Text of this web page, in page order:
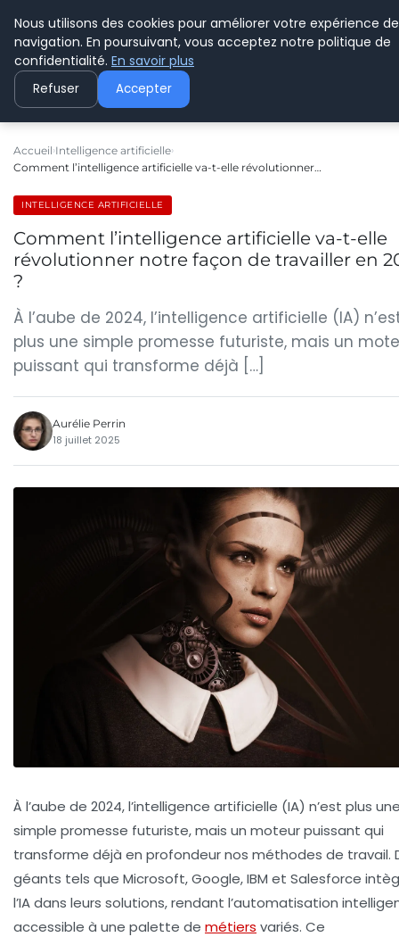
C PLUSPLUS
Accueil Intelligence artificielle
Comment l’intelligence artificielle va-t-elle révolutionner…
INTELLIGENCE ARTIFICIELLE
Comment l’intelligence artificielle va-t-elle
révolutionner notre façon de travailler en
?
À l’aube de 2024, l’intelligence artificielle (IA)
plus une simple promesse futuriste, mais un
puissant qui transforme déjà […]
Aurélie Perrin
18 juillet 2025
À l’aube de 2024, l’intelligence artificielle (IA) n’est plus
simple promesse futuriste, mais un moteur puissant qui
transforme déjà en profondeur nos méthodes de travail.
géants tels que Microsoft, Google, IBM et Salesforce
l’IA dans leurs solutions, rendant l’automatisation
accessible à une palette de métiers variés. Ce
Nous utilisons des cookies pour améliorer votre expérience de
navigation. En poursuivant, vous acceptez notre politique de
confidentialité. En savoir plus
Refuser Accepter